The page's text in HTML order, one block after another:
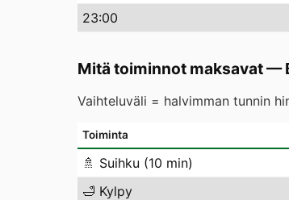
23:00
Mitä toiminnot maksavat—
Vaihteluväli = halvimman tunnin
Toiminta
🚿 Suihku (10 min)
🛁 Kylpy